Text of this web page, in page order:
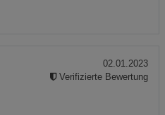
02.01.2023
Verifizierte Bewertung